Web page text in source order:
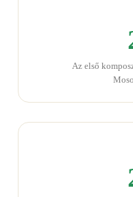
Az első